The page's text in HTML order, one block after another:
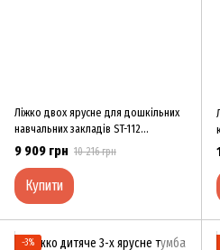
Ліжко двох ярусне для дошкільних
навчальних закладів ST-112
оранжевий рожевий
9 909 грн 10 216 грн
Купити
−3%